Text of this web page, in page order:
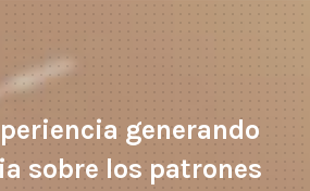
generando
sobre los patrones